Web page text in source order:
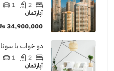
2
1
آپارتمان
34,900,000 ﷼
دو خواب با سونا
2
1
آپارتمان